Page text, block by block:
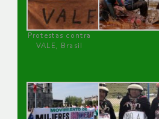
Protestas contra
VALE, Brasil